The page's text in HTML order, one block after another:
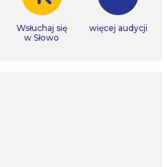
Wsłuchaj się
w Słowo
więcej audycji